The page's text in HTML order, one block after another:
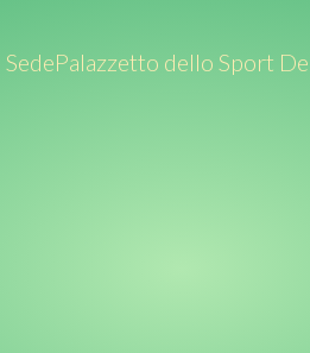
SedePalazzetto dello Sport